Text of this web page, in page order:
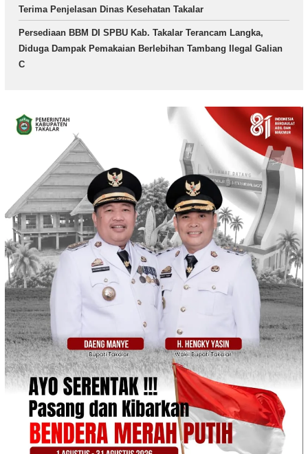
Terima Penjelasan Dinas Kesehatan Takalar
Persediaan BBM DI SPBU Kab. Takalar Terancam Langka,
Diduga Dampak Pemakaian Berlebihan Tambang Ilegal Galian
C